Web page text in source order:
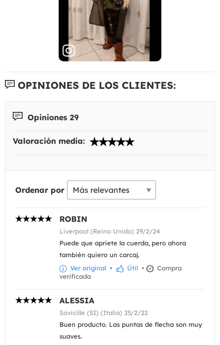
OPINIONES DE LOS CLIENTES:
Opiniones 29
Valoración media:
Ordenar por
ROBIN
Liverpool (Reino Unido) 29/2/24
Puede que apriete la cuerda, pero ahora
también quiero un carcaj.
Ver original • Útil •
Compra
verificada
ALESSIA
Sovicille (SI) (Italia) 25/2/22
Buen producto. Las puntas de flecha son muy
suaves.